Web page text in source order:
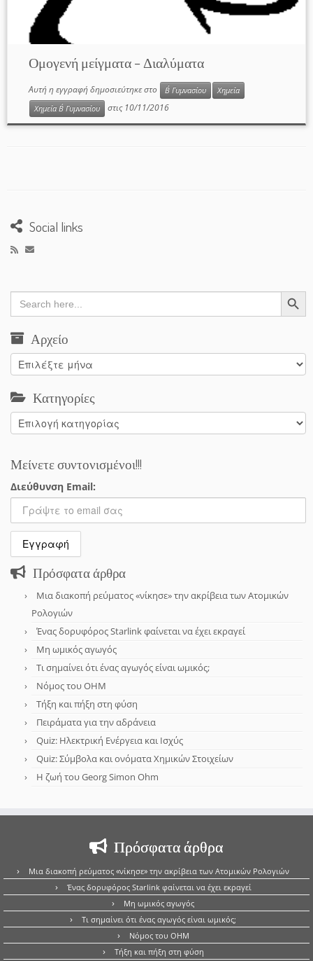
Ομογενή μείγματα – Διαλύματα
Αυτή η εγγραφή δημοσιεύτηκε στο Β΄ Γυμνασίου
Χημεία
Χημεία Β΄ Γυμνασίου
στις 10/11/2016
Social links
Search
for:
Search Button
Αρχείο
Αρχείο
Κατηγορίες
Κατηγορίες
Μείνετε συντονισμένοι!!!
Διεύθυνση Email:
Πρόσφατα άρθρα
Μια διακοπή ρεύματος «νίκησε» την ακρίβεια των Ατομικών
Ρολογιών
Ένας δορυφόρος Starlink φαίνεται να έχει εκραγεί
Μη ωμικός αγωγός
Τι σημαίνει ότι ένας αγωγός είναι ωμικός;
Νόμος του OHM
Τήξη και πήξη στη φύση
Πειράματα για την αδράνεια
Quiz: Ηλεκτρική Ενέργεια και Ισχύς
Quiz: Σύμβολα και ονόματα Χημικών Στοιχείων
Η ζωή του Georg Simon Ohm
Πρόσφατα άρθρα
Μια διακοπή ρεύματος «νίκησε» την ακρίβεια των Ατομικών Ρολογιών
Ένας δορυφόρος Starlink φαίνεται να έχει εκραγεί
Μη ωμικός αγωγός
Τι σημαίνει ότι ένας αγωγός είναι ωμικός;
Νόμος του OHM
Τήξη και πήξη στη φύση